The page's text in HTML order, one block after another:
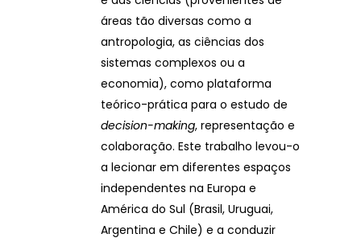
áreas tão diversas como a
antropologia, as ciências dos
sistemas complexos ou a
economia), como plataforma
teórico-prática para o estudo de
decision-making, representação e
colaboração. Este trabalho levou-o
a lecionar em diferentes espaços
independentes na Europa e
América do Sul (Brasil, Uruguai,
Argentina e Chile) e a conduzir